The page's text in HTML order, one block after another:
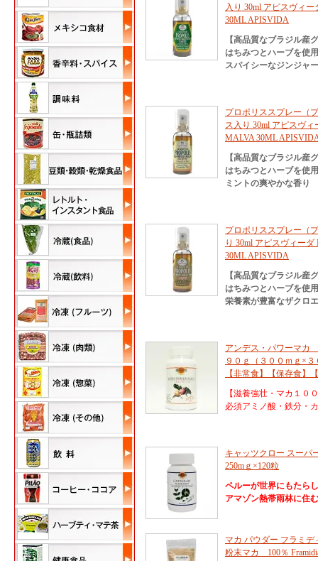
入り 30ml アピスヴィ
30ML APISVIDA
【高品質なブラジル産
はちみつとハーブを使
スパイシーなジンジャ
プロポリススプレー（
ス入り 30ml アピスヴィ
MALVA 30ML
【高品質なブラジル産
はちみつとハーブを使
ミントの爽やかな香り
プロポリススプレー（
り 30ml アピスヴィー
30ML APISVIDA
【高品質なブラジル産
はちみつとハーブを使
栄養素が豊富なザクロ
アンデス・パワーマカ
９０ｇ（３００ｍｇ×３
【非常食】【保存食】
【滋養強壮・マカ１０
必須アミノ酸・鉄分・
キャッツクロー スー
250mｇ×120粒
ペルーが世界にもたら
アマゾン熱帯雨林に住
マカ パウダー フラミデ
粉末マカ 100％